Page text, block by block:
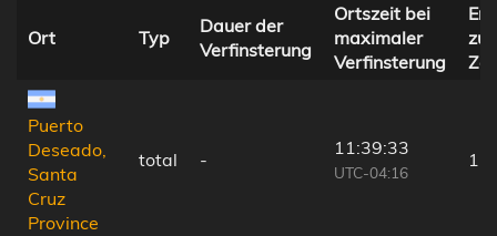
Ort Typ
Dauer der
Verfinsterung
Ortszeit bei
maximaler
Verfinsterung
zur
Puerto
Deseado,
Santa
Cruz
Province
total -
11:39:33
UTC-04:16
15